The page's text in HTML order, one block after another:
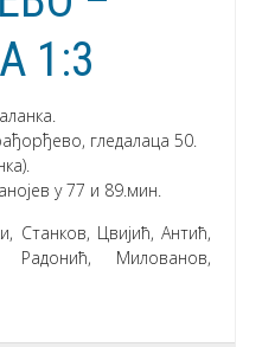
1:3
гледалаца 50.
у 77 и 89.мин.
Станков, Цвијић, Антић,
Радонић, Милованов,